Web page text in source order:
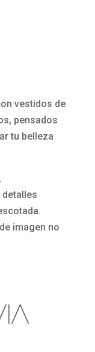
vestidos de
pensados
tu belleza
imagen no